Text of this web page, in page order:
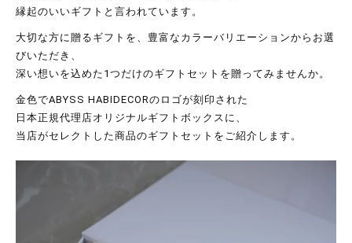
縁起のいいギフトと言われています。
大切な方に贈るギフトを、豊富なカラーバリエーションからお選
びいただき、
深い想いを込めた1つだけのギフトセットを贈ってみませんか。
金色でABYSS HABIDECORのロゴが刻印された
日本正規代理店オリジナルギフトボックスに、
当店がセレクトした商品のギフトセットをご紹介します。